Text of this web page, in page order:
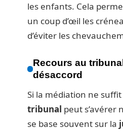
les enfants. Cela
un coup d’œil les
d’éviter les
Recours au
désaccord
Si la médiation ne
tribunal peut s’avérer
se base souvent sur la